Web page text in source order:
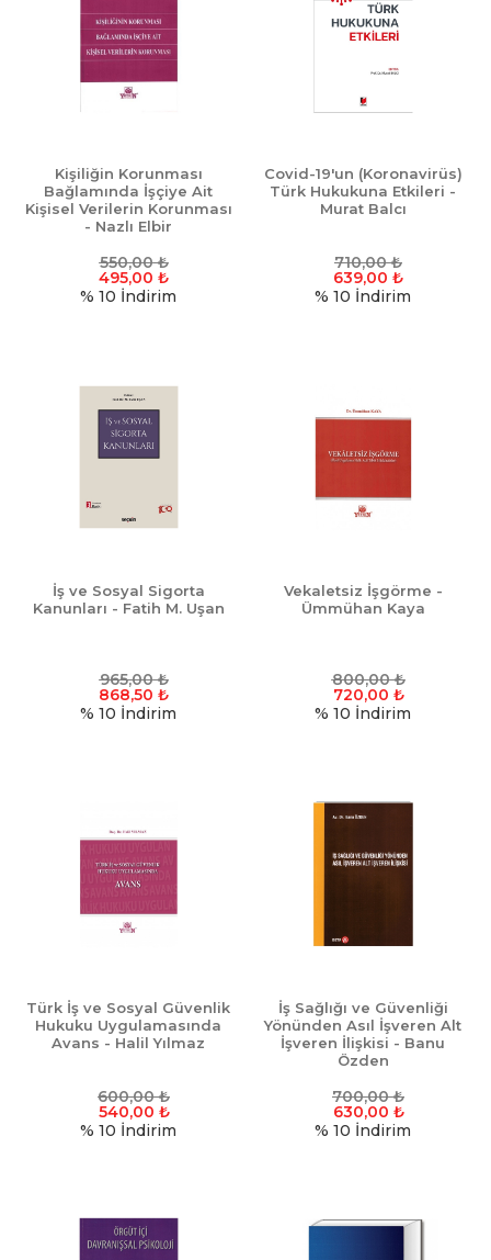
Kişiliğin Korunması
Bağlamında İşçiye Ait
Kişisel Verilerin Korunması
- Nazlı Elbir
550,00₺
495,00 ₺
% 10 İndirim
Covid-19'un (Koronavirüs)
Türk Hukukuna Etkileri -
Murat Balcı
710,00₺
639,00 ₺
% 10 İndirim
İş ve Sosyal Sigorta
Kanunları - Fatih M. Uşan
965,00₺
868,50 ₺
% 10 İndirim
Vekaletsiz İşgörme -
Ümmühan Kaya
800,00₺
720,00 ₺
% 10 İndirim
Türk İş ve Sosyal Güvenlik
Hukuku Uygulamasında
Avans - Halil Yılmaz
600,00₺
540,00 ₺
% 10 İndirim
İş Sağlığı ve Güvenliği
Yönünden Asıl İşveren Alt
İşveren İlişkisi - Banu
Özden
700,00₺
630,00 ₺
% 10 İndirim